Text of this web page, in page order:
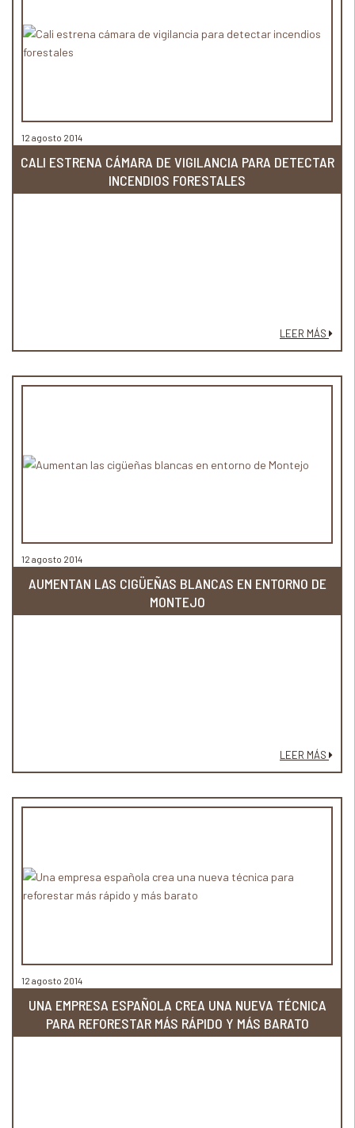
12 agosto 2014
CALI ESTRENA CÁMARA DE VIGILANCIA PARA DETECTAR
INCENDIOS FORESTALES
LEER MÁS
12 agosto 2014
AUMENTAN LAS CIGÜEÑAS BLANCAS EN ENTORNO DE
MONTEJO
LEER MÁS
12 agosto 2014
UNA EMPRESA ESPAÑOLA CREA UNA NUEVA TÉCNICA
PARA REFORESTAR MÁS RÁPIDO Y MÁS BARATO